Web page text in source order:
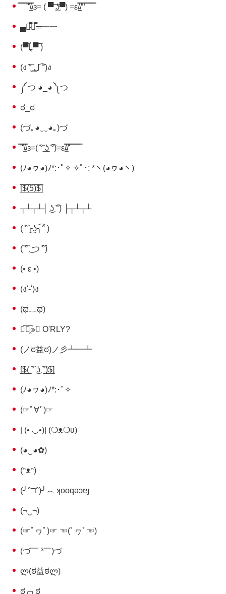
̿̿ ̿̿ ̿̿ ̿'̿'\̵͇̿̿\з= ( ▀ ͜͞ʖ▀) =ε/̵͇̿̿/’̿’̿ ̿ ̿̿ ̿̿ ̿̿
▄︻̷̿┻̿═━一
(▀̿Ĺ̯▀̿ ̿)
(ง ͠° ͟ل͜ ͡°)ง
༼ つ ◕_◕ ༽つ
ಠ_ಠ
(づ｡◕‿‿◕｡)づ
̿'̿'\̵͇̿̿\з=( ͠° ͟ʖ ͡°)=ε/̵͇̿̿/'̿̿ ̿ ̿ ̿ ̿ ̿
(ﾉ◕ヮ◕)ﾉ*:･ﾟ✧ ✧ﾟ･: *ヽ(◕ヮ◕ヽ)
[̲̅$̲̅(̲̅5̲̅)̲̅$̲̅]
┬┴┬┴┤ ͜ʖ ͡°) ├┬┴┬┴
( ͡°╭͜ʖ╮͡° )
(͡ ͡° ͜ つ ͡͡°)
(• ε •)
(ง'̀-'́)ง
(ಥ﹏ಥ)
﴾͡๏̯͡๏﴿ O'RLY?
(ノಠ益ಠ)ノ彡┻━┻
[̲̅$̲̅(̲̅ ͡° ͜ʖ ͡°̲̅)̲̅$̲̅]
(ﾉ◕ヮ◕)ﾉ*:･ﾟ✧
(☞ﾟ∀ﾟ)☞
| (• ◡•)| (❍ᴥ❍ʋ)
(◕‿◕✿)
(ᵔᴥᵔ)
(╯°□°)╯︵ ʞooqǝɔɐɟ
(¬‿¬)
(☞ﾟヮﾟ)☞ ☜(ﾟヮﾟ☜)
(づ￣ ³￣)づ
ლ(ಠ益ಠლ)
ಠ╭╮ಠ